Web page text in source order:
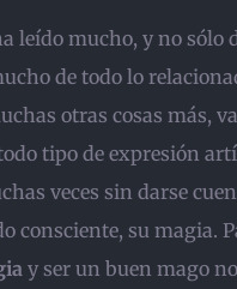
leído mucho, y no sólo
de todo lo
otras cosas más,
tipo de expresión
veces sin darse
consciente, su magia.
y ser un buen mago